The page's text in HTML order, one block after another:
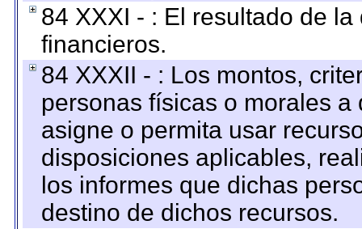
84 XXXI - : El resultado de
financieros.
84 XXXII - : Los montos,
personas físicas o morales
asigne o permita usar
disposiciones aplicables,
los informes que dichas
destino de dichos recursos.